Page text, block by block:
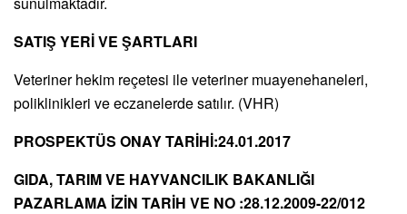
SATIŞ YERİ VE ŞARTLARI
Veteriner hekim reçetesi ile veteriner muayenehaneleri,
poliklinikleri ve eczanelerde satılır. (VHR)
PROSPEKTÜS ONAY TARİHİ:24.01.2017
GIDA, TARIM VE HAYVANCILIK BAKANLIĞI
PAZARLAMA İZİN TARİH VE NO :28.12.2009-22/012